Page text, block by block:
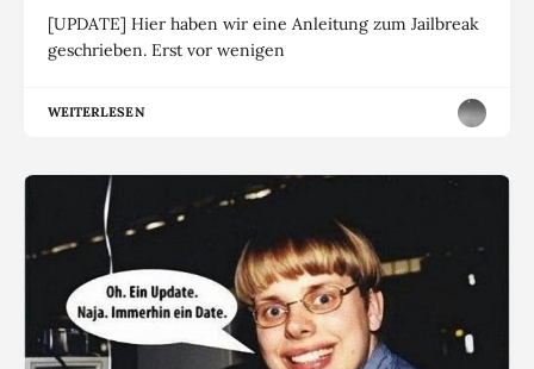
[UPDATE] Hier haben wir eine Anleitung zum Jailbreak
geschrieben. Erst vor wenigen
WEITERLESEN